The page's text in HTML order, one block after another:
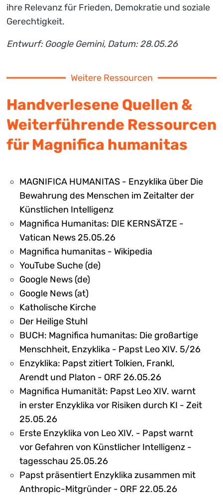
ihre Relevanz für Frieden, Demokratie und soziale
Gerechtigkeit.
Entwurf: Google Gemini, Datum: 28.05.26
Weitere Ressourcen
Handverlesene Quellen &
Weiterführende Ressourcen
für Magnifica humanitas
MAGNIFICA HUMANITAS - Enzyklika über Die
Bewahrung des Menschen im Zeitalter der
Künstlichen Intelligenz
Magnifica Humanitas: DIE KERNSÄTZE -
Vatican News 25.05.26
Magnifica humanitas - Wikipedia
YouTube Suche (de)
Google News (de)
Google News (at)
Katholische Kirche
Der Heilige Stuhl
BUCH: Magnifica humanitas: Die großartige
Menschheit, Enzyklika - Papst Leo XIV. 5/26
Enzyklika: Papst zitiert Tolkien, Frankl,
Arendt und Platon - ORF 26.05.26
Magnifica Humanität: Papst Leo XIV. warnt
in erster Enzyklika vor Risiken durch KI - Zeit
25.05.26
Erste Enzyklika von Leo XIV. - Papst warnt
vor Gefahren von Künstlicher Intelligenz -
tagesschau 25.05.26
Papst präsentiert Enzyklika zusammen mit
Anthropic-Mitgründer - ORF 22.05.26